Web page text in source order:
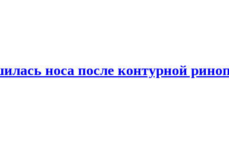
носа после контурной